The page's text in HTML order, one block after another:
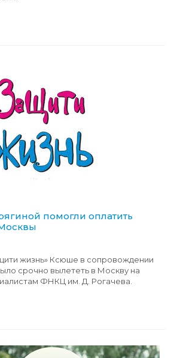
помогли оплатить
жизнь» Ксюше в сопровождении
срочно вылететь в Москву на
ФНКЦ им. Д. Рогачева.